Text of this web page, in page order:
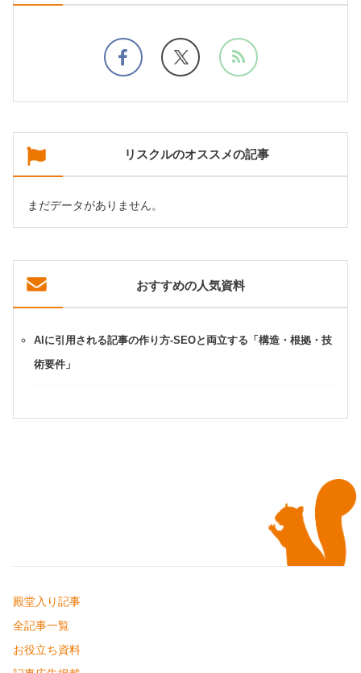
リスクルのオススメの記事
まだデータがありません。
おすすめの人気資料
AIに引用される記事の作り方-SEOと両立する「構造・根拠・技
術要件」
殿堂入り記事
全記事一覧
お役立ち資料